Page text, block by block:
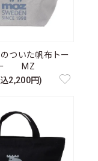
ついた帆布トー
ー MZ
2,200円)